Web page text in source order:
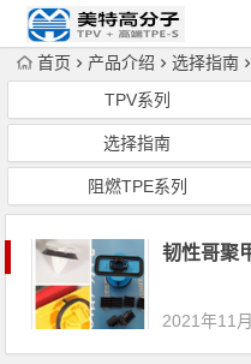
首页 产品介绍 选择指南
TPV系列
选择指南
阻燃TPE系列
韧性哥聚
2021年11